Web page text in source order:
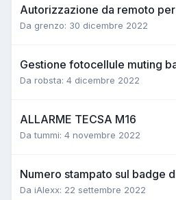
Autorizzazione da remoto
Da grenzo: 30 dicembre 2022
Gestione fotocellule muting
Da robsta: 4 dicembre 2022
ALLARME TECSA M16
Da tummi: 4 novembre 2022
Numero stampato sul badge
Da iAlexx: 22 settembre 2022